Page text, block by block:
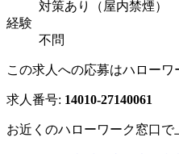
対策あり（屋内禁煙）
経験
不問
この求人への応募はハロー
求人番号: 14010-27140061
お近くのハローワーク窓口